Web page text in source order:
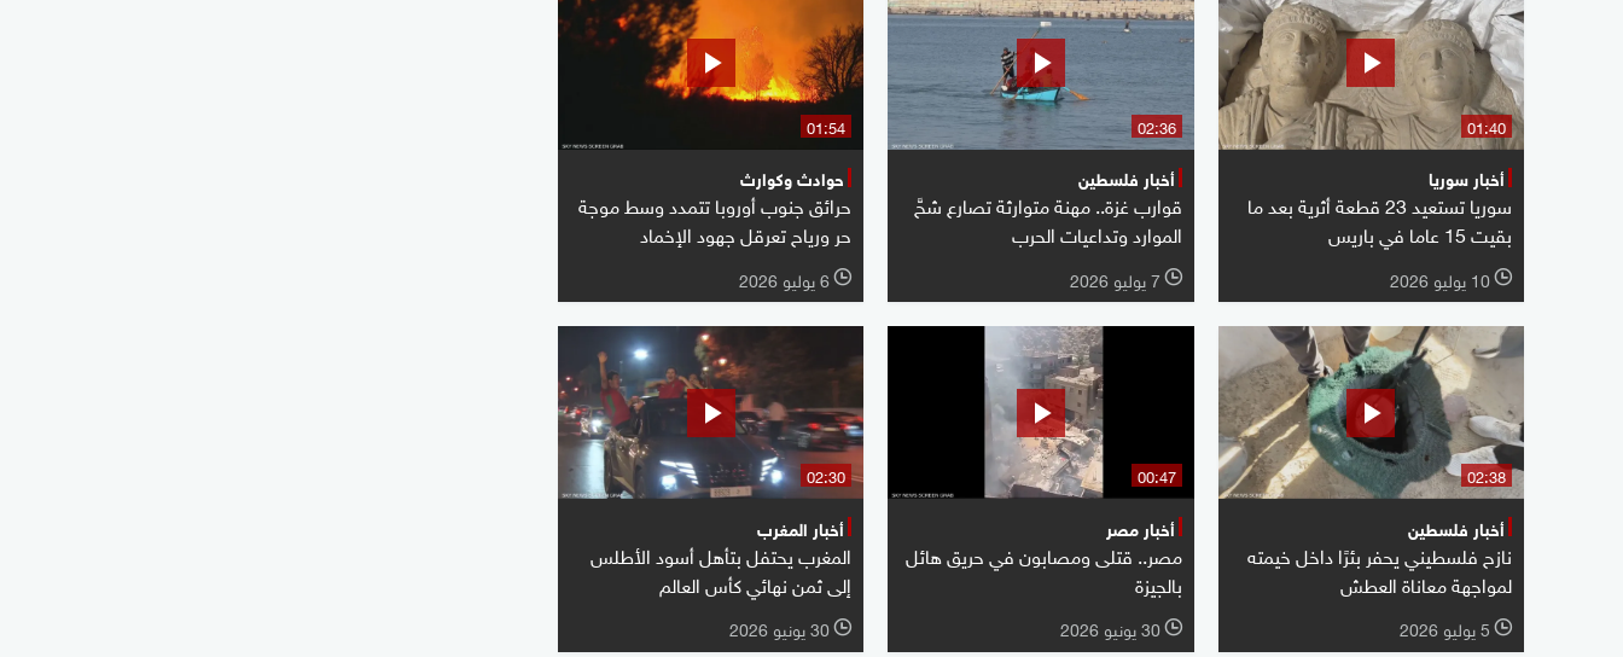
01:40
أخبار سوريا
سوريا تستعيد 23 قطعة أثرية بعد ما
بقيت 15 عاما في باريس
l 10 يوليو 2026
02:36
أخبار فلسطين
قوارب غزة.. مهنة متوارثة تصارع شحَّ
الموارد وتداعيات الحرب
l 7 يوليو 2026
01:54
حوادث وكوارث
حرائق جنوب أوروبا تتمدد وسط موجة
حر ورياح تعرقل جهود الإخماد
l 6 يوليو 2026
02:38
أخبار فلسطين
نازح فلسطيني يحفر بئرًا داخل خيمته
لمواجهة معاناة العطش
l 5 يوليو 2026
00:47
أخبار مصر
مصر.. قتلى ومصابون في حريق هائل
بالجيزة
l 30 يونيو 2026
02:30
أخبار المغرب
المغرب يحتفل بتأهل أسود الأطلس
إلى ثمن نهائي كأس العالم
l 30 يونيو 2026